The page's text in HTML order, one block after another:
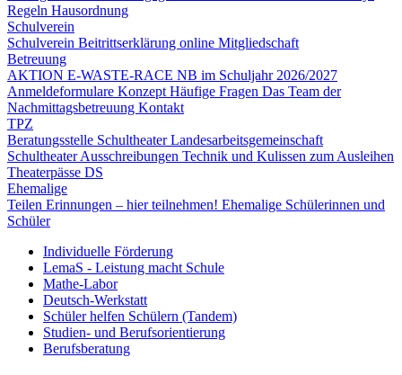
Regeln Hausordnung
Schulverein
Schulverein Beitrittserklärung online Mitgliedschaft
Betreuung
AKTION E-WASTE-RACE NB im Schuljahr 2026/2027
Anmeldeformulare Konzept Häufige Fragen Das Team der
Nachmittagsbetreuung Kontakt
TPZ
Beratungsstelle SchultheaterLandesarbeitsgemeinschaft
SchultheaterAusschreibungen Technik und Kulissen zum Ausleihen
Theaterpässe DS
Ehemalige
Teilen Erinnungen – hier teilnehmen! Ehemalige Schülerinnen und
Schüler
Individuelle Förderung
LemaS - Leistung macht Schule
Mathe-Labor
Deutsch-Werkstatt
Schüler helfen Schülern (Tandem)
Studien- und Berufsorientierung
Berufsberatung